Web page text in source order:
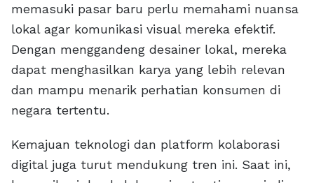
memasuki pasar baru perlu memahami nuansa
lokal agar komunikasi visual mereka efektif.
Dengan menggandeng desainer lokal, mereka
dapat menghasilkan karya yang lebih relevan
dan mampu menarik perhatian konsumen di
negara tertentu.
Kemajuan teknologi dan platform kolaborasi
digital juga turut mendukung tren ini. Saat ini,